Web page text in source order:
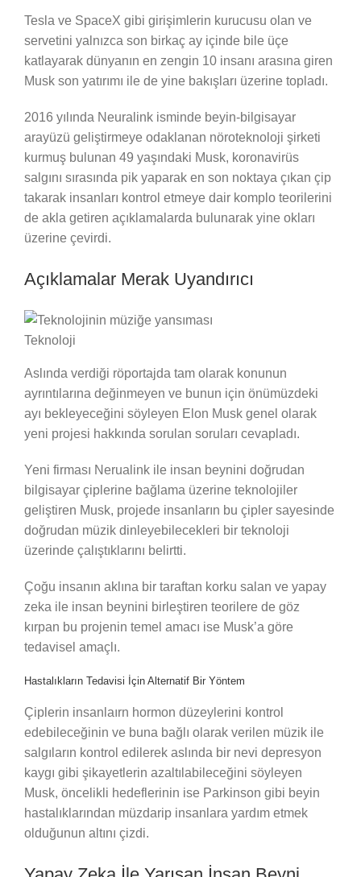
Tesla ve SpaceX gibi girişimlerin kurucusu olan ve
servetini yalnızca son birkaç ay içinde bile üçe
katlayarak dünyanın en zengin 10 insanı arasına giren
Musk son yatırımı ile de yine bakışları üzerine topladı.
2016 yılında Neuralink isminde beyin-bilgisayar
arayüzü geliştirmeye odaklanan nöroteknoloji şirketi
kurmuş bulunan 49 yaşındaki Musk, koronavirüs
salgını sırasında pik yaparak en son noktaya çıkan çip
takarak insanları kontrol etmeye dair komplo teorilerini
de akla getiren açıklamalarda bulunarak yine okları
üzerine çevirdi.
Açıklamalar Merak Uyandırıcı
Teknoloji
Aslında verdiği röportajda tam olarak konunun
ayrıntılarına değinmeyen ve bunun için önümüzdeki
ayı bekleyeceğini söyleyen Elon Musk genel olarak
yeni projesi hakkında sorulan soruları cevapladı.
Yeni firması Nerualink ile insan beynini doğrudan
bilgisayar çiplerine bağlama üzerine teknolojiler
geliştiren Musk, projede insanların bu çipler sayesinde
doğrudan müzik dinleyebilecekleri bir teknoloji
üzerinde çalıştıklarını belirtti.
Çoğu insanın aklına bir taraftan korku salan ve yapay
zeka ile insan beynini birleştiren teorilere de göz
kırpan bu projenin temel amacı ise Musk’a göre
tedavisel amaçlı.
Hastalıkların Tedavisi İçin Alternatif Bir Yöntem
Çiplerin insanlaırn hormon düzeylerini kontrol
edebileceğinin ve buna bağlı olarak verilen müzik ile
salgıların kontrol edilerek aslında bir nevi depresyon
kaygı gibi şikayetlerin azaltılabileceğini söyleyen
Musk, öncelikli hedeflerinin ise Parkinson gibi beyin
hastalıklarından müzdarip insanlara yardım etmek
olduğunun altını çizdi.